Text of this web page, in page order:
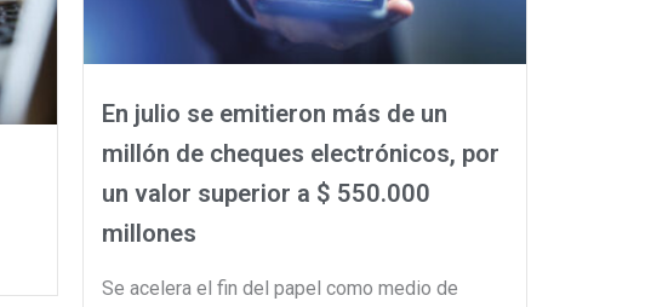
En julio se emitieron más de un
millón de cheques electrónicos, por
un valor superior a $ 550.000
millones
Se acelera el fin del papel como medio de